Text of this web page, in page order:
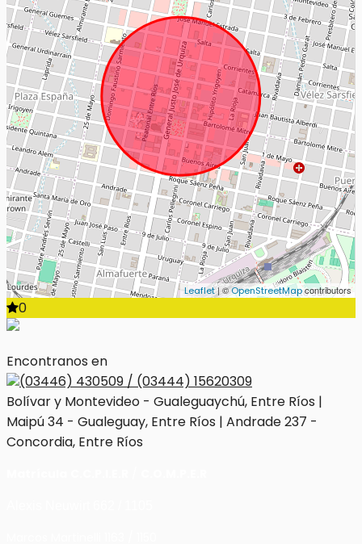
Leaflet| ©OpenStreetMapcontributors
0
Encontranos en
(03446) 430509 / (03444) 15620309
Bolívar y Montevideo - Gualeguaychú, Entre Ríos |
Maipú 34 - Gualeguay, Entre Ríos | Andrade 237 -
Concordia, Entre Ríos